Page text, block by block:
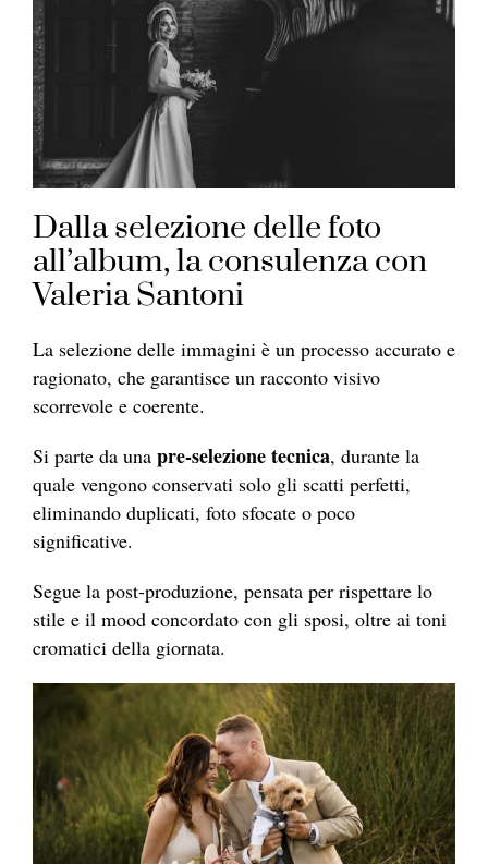
Dalla selezione delle foto
all’album, la consulenza con
Valeria Santoni
La selezione delle immagini è un processo accurato e
ragionato, che garantisce un racconto visivo
scorrevole e coerente.
Si parte da una pre-selezione tecnica, durante la
quale vengono conservati solo gli scatti perfetti,
eliminando duplicati, foto sfocate o poco
significative.
Segue la post-produzione, pensata per rispettare lo
stile e il mood concordato con gli sposi, oltre ai toni
cromatici della giornata.